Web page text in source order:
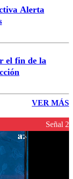
Alerta
el fin de la
VER MÁS
Señal 2